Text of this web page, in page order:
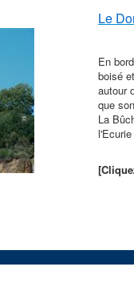
Le
En
boisé
autour
que
La